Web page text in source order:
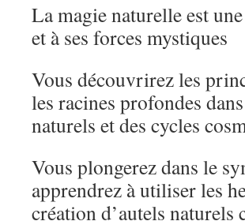
La magie naturelle est
et à ses forces mystiques
Vous découvrirez les
les racines profondes
naturels et des cycles
Vous plongerez dans le
apprendrez à utiliser les
création d’autels